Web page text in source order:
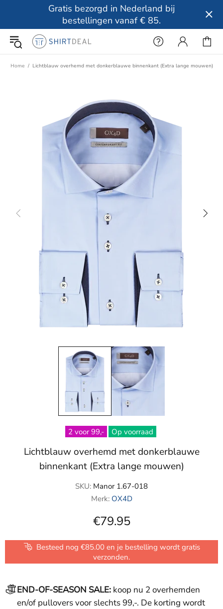
Gratis bezorgd in Nederland bij
bestellingen vanaf € 85.
Home Lichtblauw overhemd met donkerblauwe binnenkant (Extra lange mouwen)
2 voor 99,- Op voorraad
Lichtblauw overhemd met donkerblauwe
binnenkant (Extra lange mouwen)
SKU: Manor 1.67-018
Merk: OX4D
€79.95
Besteed nog €85.00 en je bestelling wordt gratis
verzonden.
END-OF-SEASON SALE: koop nu 2 overhemden
en/of pullovers voor slechts 99,-. De korting wordt